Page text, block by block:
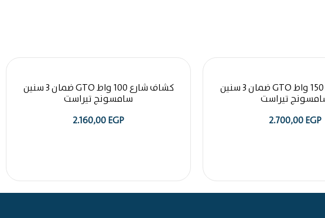
كشاف شارع 150 واط GTO ضمان 3 سنين
تيراست
2.700,00EGP
كشاف شارع 100 واط GTO ضمان 3 سنين
سامسونج تيراست
2.160,00EGP